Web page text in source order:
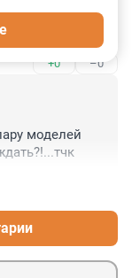
платят
три дня
+0 –0
моделей